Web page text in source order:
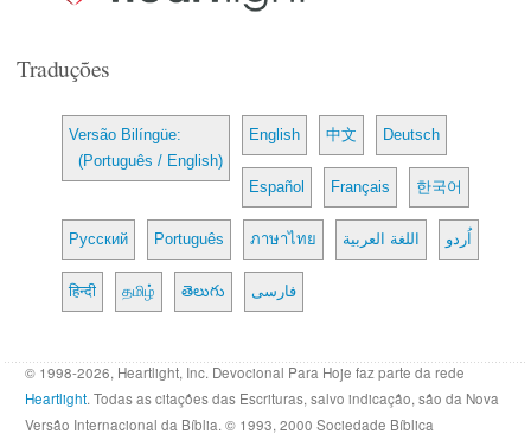
Traduções
Versão Bilíngüe:
(Português / English)
English 中文 Deutsch
Español Français 한국어
Русский Português ภาษาไทย اللغة العربية اُردو
हिन्दी தமிழ் తెలుగు فارسی
© 1998-2026, Heartlight, Inc. Devocional Para Hoje faz parte da rede
Heartlight. Todas as citações das Escrituras, salvo indicação, são da Nova
Versão Internacional da Bíblia. © 1993, 2000 Sociedade Bíblica